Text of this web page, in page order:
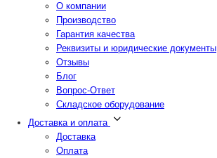
О компании
Производство
Гарантия качества
Реквизиты и юридические документы
Отзывы
Блог
Вопрос-Ответ
Складское оборудование
Доставка и оплата
Доставка
Оплата